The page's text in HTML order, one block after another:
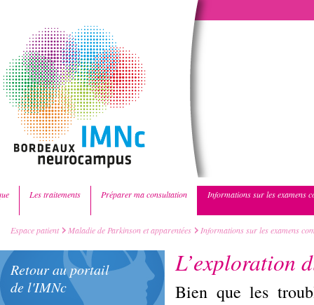
Les traitements Préparer ma consultation Informations sur les examens
Espace patient Maladie de Parkinson et apparentées Informations sur les examens
Retour au portail
de l'IMNc
L’exploration
Bien que les